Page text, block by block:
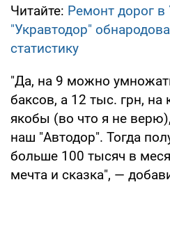
Читайте: Ремонт дорог в
"Укравтодор"
статистику
"Да, на 9 можно
баксов, а 12 тыс. грн,
якобы (во что я не
наш "Автодор". Тогда
больше 100 тысяч в
мечта и сказка", —